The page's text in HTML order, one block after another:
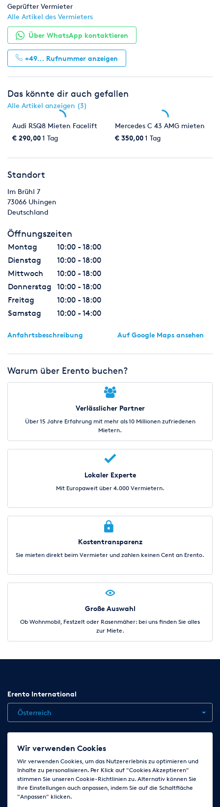
Geprüfter Vermieter
Alle Artikel des Vermieters
Über WhatsApp kontaktieren
+49... Rufnummer anzeigen
Das könnte dir auch gefallen
Alle Artikel anzeigen (3)
Audi RSQ8 Mieten Facelift
€ 290,001 Tag
Mercedes C 43 AMG mieten
€ 350,001 Tag
Standort
Im Brühl 7
73066 Uhingen
Deutschland
Öffnungszeiten
Montag
10:00 - 18:00
Dienstag
10:00 - 18:00
Mittwoch
10:00 - 18:00
Donnerstag
10:00 - 18:00
Freitag
10:00 - 18:00
Samstag
10:00 - 14:00
Anfahrtsbeschreibung Auf Google Maps ansehen
Warum über Erento buchen?
Verlässlicher Partner
Über 15 Jahre Erfahrung mit mehr als 10 Millionen zufriedenen
Mietern.
Lokaler Experte
Mit Europaweit über 4.000 Vermietern.
Kostentransparenz
Sie mieten direkt beim Vermieter und zahlen keinen Cent an Erento.
Große Auswahl
Ob Wohnmobil, Festzelt oder Rasenmäher: bei uns finden Sie alles
zur Miete.
Erento International
Österreich
Jobs Kontakt News
AGB
Impressum Cookie-Einstellungen ändern
Folge uns auf
Wir verwenden Cookies
Wir verwenden Cookies, um das Nutzererlebnis zu optimieren und
Inhalte zu personalisieren. Per Klick auf "Cookies Akzeptieren"
stimmen Sie unseren Cookie-Richtlinien zu. Alternativ können Sie
Ihre Einstellungen auch anpassen, indem Sie auf die Schaltfläche
"Anpassen" klicken.